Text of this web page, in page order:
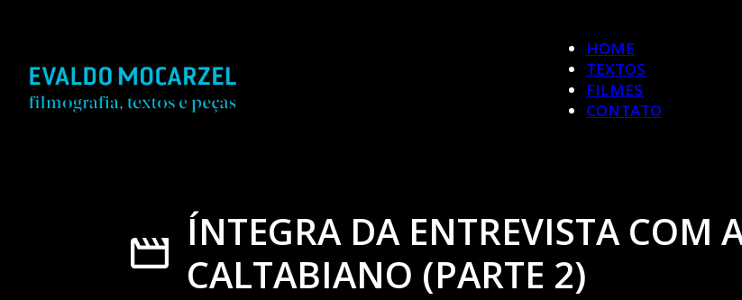
HOME
TEXTOS
FILMES
CONTATO
ÍNTEGRA DA ENTREVISTA COM
CALTABIANO (PARTE 2)